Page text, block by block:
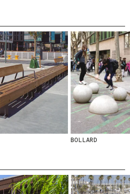
BOLLARD